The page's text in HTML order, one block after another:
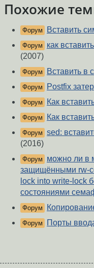
Похожие
Форум Вставить
Форум
как
(2007)
Форум Вставить в
Форум Postfix
Форум Как
Форум Как
Форум sed:
(2016)
Форум
можно ли в
защищёнными rw-
lock into write-lock
состояниями
Форум
Форум Порты